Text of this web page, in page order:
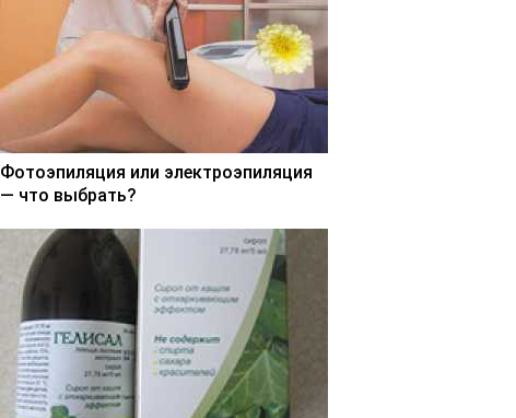
Фотоэпиляция или электроэпиляция
— что выбрать?